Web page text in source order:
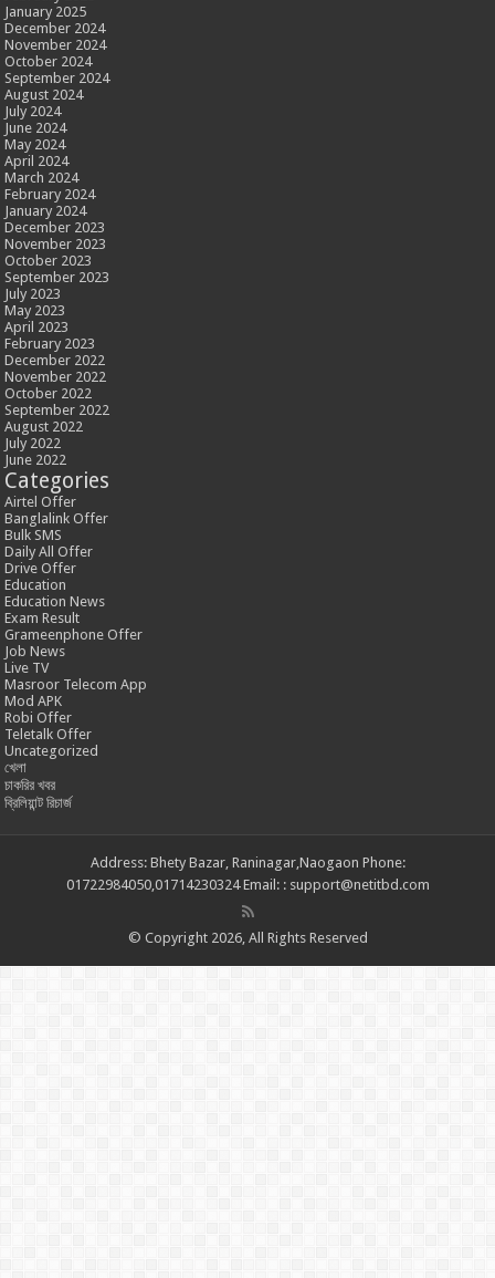
January 2025
December 2024
November 2024
October 2024
September 2024
August 2024
July 2024
June 2024
May 2024
April 2024
March 2024
February 2024
January 2024
December 2023
November 2023
October 2023
September 2023
July 2023
May 2023
April 2023
February 2023
December 2022
November 2022
October 2022
September 2022
August 2022
July 2022
June 2022
Categories
Airtel Offer
Banglalink Offer
Bulk SMS
Daily All Offer
Drive Offer
Education
Education News
Exam Result
Grameenphone Offer
Job News
Live TV
Masroor Telecom App
Mod APK
Robi Offer
Teletalk Offer
Uncategorized
খেলা
চাকরির খবর
ব্রিলিয়ান্ট রিচার্জ
Address: Bhety Bazar, Raninagar,Naogaon Phone:
01722984050,01714230324 Email: : support@netitbd.com
© Copyright 2026, All Rights Reserved